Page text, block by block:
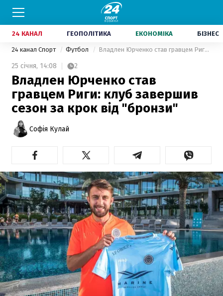
24 КАНАЛ ГЕОПОЛІТИКА ЕКОНОМІКА БІЗНЕС
24 канал Спорт Футбол Владлен Юрченко став гравцем Риги: клуб завершив сезон за крок від "бронзи"
25 січня, 14:08 2
Владлен Юрченко став
гравцем Риги: клуб завершив
сезон за крок від "бронзи"
Софія Кулай